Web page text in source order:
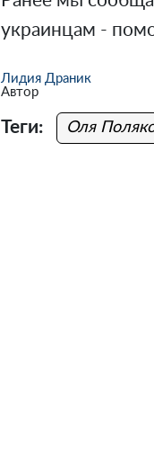
украинцам -
Лидия Драник
Автор
Теги: Оля